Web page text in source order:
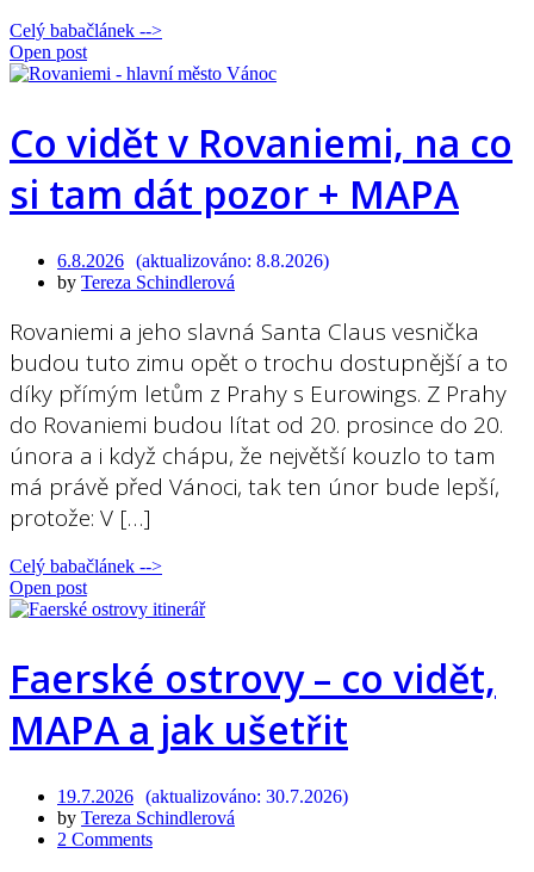
Celý babačlánek -->
Open post
Co vidět v Rovaniemi, na co
si tam dát pozor + MAPA
6.8.2026
8.8.2026
by Tereza Schindlerová
Rovaniemi a jeho slavná Santa Claus vesnička
budou tuto zimu opět o trochu dostupnější a to
díky přímým letům z Prahy s Eurowings. Z Prahy
do Rovaniemi budou lítat od 20. prosince do 20.
února a i když chápu, že největší kouzlo to tam
má právě před Vánoci, tak ten únor bude lepší,
protože: V […]
Celý babačlánek -->
Open post
Faerské ostrovy – co vidět,
MAPA a jak ušetřit
19.7.2026
30.7.2026
by Tereza Schindlerová
2 Comments